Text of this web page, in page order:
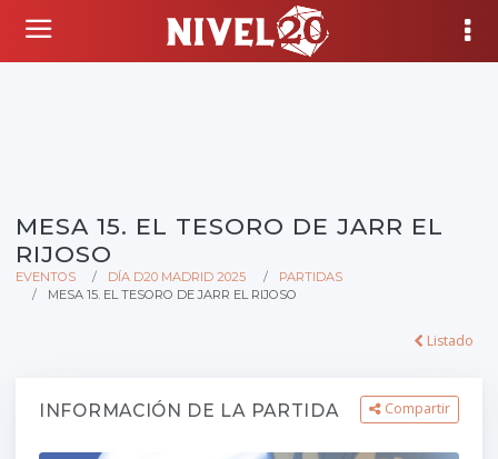
MESA 15. EL TESORO DE JARR EL
RIJOSO
EVENTOS DÍA D20 MADRID 2025
PARTIDAS
MESA 15. EL TESORO DE JARR EL RIJOSO
Listado
INFORMACIÓN DE LA PARTIDA Compartir